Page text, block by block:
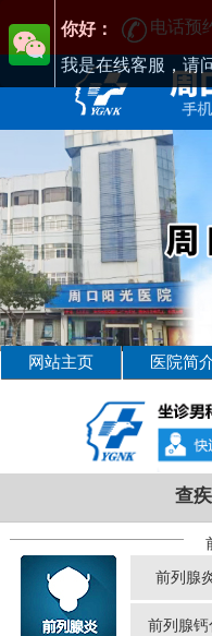
电话预
周口男性疾病哪家医院好-
网站主页 医院简
查
前列腺
前列腺钙
你好：
我是在线客服，请